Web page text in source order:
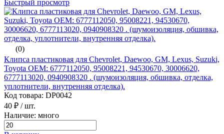
Быстрый просмотр
(0)
Клипса пластиковая для Chevrolet, Daewoo, GM, Lexus, Suzuki,
Toyota ОЕМ: 6777112050, 95008221, 94530670, 30006620,
6777113020, 0940908320 . (шумоизоляция, обшивка, отделка,
уплотнители, внутренняя отделка).
Код товара: DP0042
40 ₽ / шт.
Наличие: много